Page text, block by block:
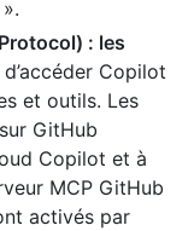
».
: les
Copilot
et outils. Les
GitHub
Copilot et à
MCP GitHub
activés par